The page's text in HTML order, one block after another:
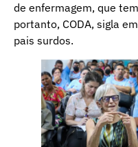
de enfermagem, que
portanto, CODA, sigla
pais surdos.